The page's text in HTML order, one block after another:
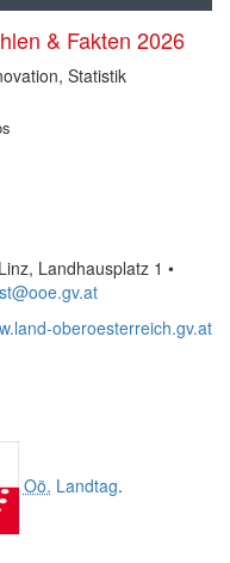
& Fakten 2026
Statistik
Landhausplatz 1 •
oberoesterreich.gv.at
Oö. Landtag.